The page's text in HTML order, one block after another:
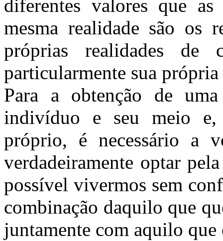
diferentes valores que as
mesma realidade são os
próprias realidades
particularmente sua
Para a obtenção de
indivíduo e seu meio
próprio, é necessário a
verdadeiramente optar
possível vivermos sem
combinação daquilo que
juntamente com aquilo que